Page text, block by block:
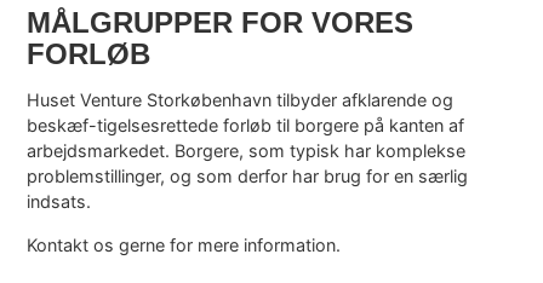
MÅLGRUPPER FOR VORES
FORLØB
Huset Venture Storkøbenhavn tilbyder afklarende og
beskæf-tigelsesrettede forløb til borgere på kanten af
arbejdsmarkedet. Borgere, som typisk har komplekse
problemstillinger, og som derfor har brug for en særlig
indsats.
Kontakt os gerne for mere information.